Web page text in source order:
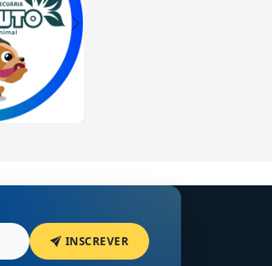
INSCREVER